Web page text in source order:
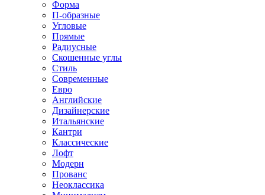
Форма
П-образные
Угловые
Прямые
Радиусные
Скошенные углы
Стиль
Современные
Евро
Английские
Дизайнерские
Итальянские
Кантри
Классические
Лофт
Модерн
Прованс
Неоклассика